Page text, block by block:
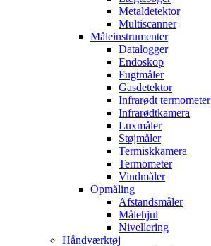
Metaldetektor
Multiscanner
Måleinstrumenter
Datalogger
Endoskop
Fugtmåler
Gasdetektor
Infrarødt termometer
Infrarødtkamera
Luxmåler
Støjmåler
Termiskkamera
Termometer
Vindmåler
Opmåling
Afstandsmåler
Målehjul
Nivellering
Håndværktøj